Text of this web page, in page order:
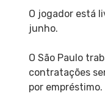
O jogador está
junho.
O São Paulo
contratações
por empréstimo.